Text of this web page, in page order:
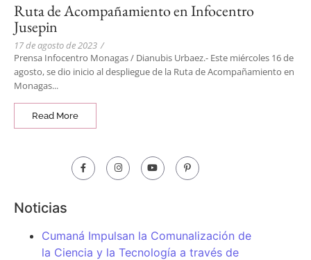
Ruta de Acompañamiento en Infocentro
Jusepin
17 de agosto de 2023 /
Prensa Infocentro Monagas / Dianubis Urbaez.- Este miércoles 16 de
agosto, se dio inicio al despliegue de la Ruta de Acompañamiento en
Monagas...
Read More
Noticias
Cumaná Impulsan la Comunalización de
la Ciencia y la Tecnología a través de